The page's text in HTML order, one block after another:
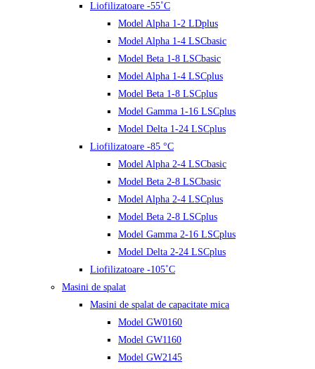
Liofilizatoare -55˚C
Model Alpha 1-2 LDplus
Model Alpha 1-4 LSCbasic
Model Beta 1-8 LSCbasic
Model Alpha 1-4 LSCplus
Model Beta 1-8 LSCplus
Model Gamma 1-16 LSCplus
Model Delta 1-24 LSCplus
Liofilizatoare -85 °C
Model Alpha 2-4 LSCbasic
Model Beta 2-8 LSCbasic
Model Alpha 2-4 LSCplus
Model Beta 2-8 LSCplus
Model Gamma 2-16 LSCplus
Model Delta 2-24 LSCplus
Liofilizatoare -105˚C
Masini de spalat
Masini de spalat de capacitate mica
Model GW0160
Model GW1160
Model GW2145